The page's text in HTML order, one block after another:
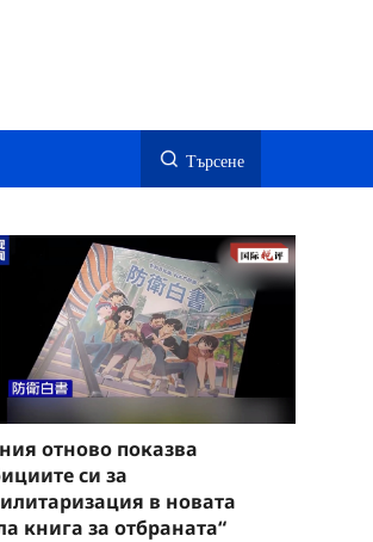
Търсене
отново показва
си за
в новата
книга за отбраната“